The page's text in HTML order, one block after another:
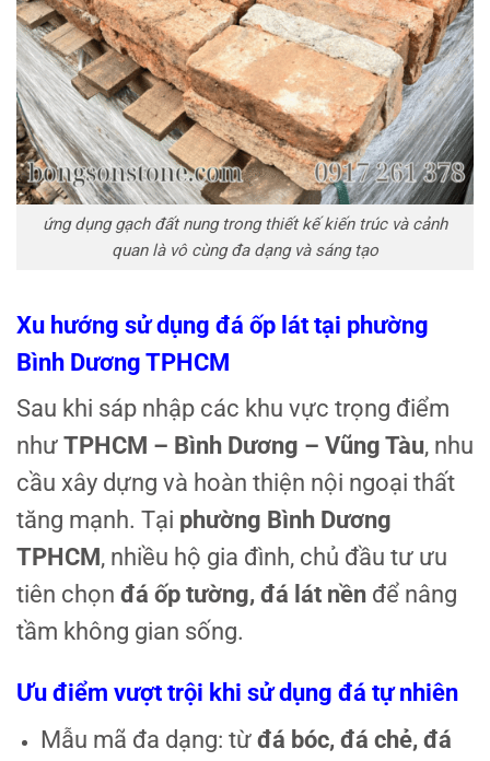
ứng dụng gạch đất nung trong thiết kế kiến trúc và cảnh
quan là vô cùng đa dạng và sáng tạo
Xu hướng sử dụng đá ốp lát tại phường
Bình Dương TPHCM
Sau khi sáp nhập các khu vực trọng điểm
như TPHCM – Bình Dương – Vũng Tàu, nhu
cầu xây dựng và hoàn thiện nội ngoại thất
tăng mạnh. Tại phường Bình Dương
TPHCM , nhiều hộ gia đình, chủ đầu tư ưu
tiên chọn đá ốp tường, đá lát nền để nâng
tầm không gian sống.
Ưu điểm vượt trội khi sử dụng đá tự nhiên
Mẫu mã đa dạng: từ đá bóc, đá chẻ, đá